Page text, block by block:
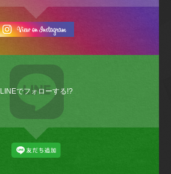
LINEでフォローする!?